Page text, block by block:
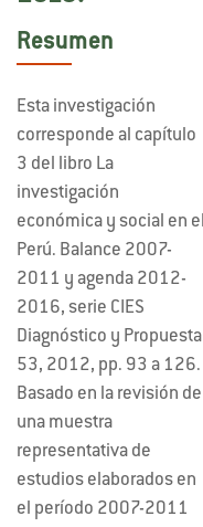
Resumen
Esta investigación
corresponde al capítulo
3 del libro La
investigación
económica y social en el
Perú. Balance 2007-
2011 y agenda 2012-
2016, serie CIES
Diagnóstico y Propuesta
53, 2012, pp. 93 a 126.
Basado en la revisión de
una muestra
representativa de
estudios elaborados en
el período 2007-2011